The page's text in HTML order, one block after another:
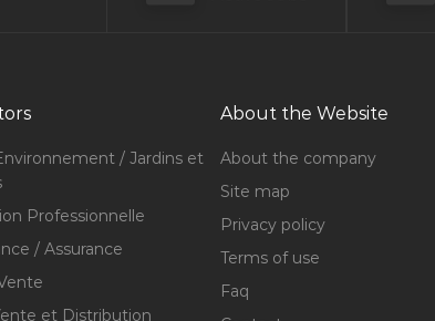
/ Jardins et
Professionnelle
/ Assurance
et Distribution
About the Website
About the company
Site map
Privacy policy
Terms of use
Faq